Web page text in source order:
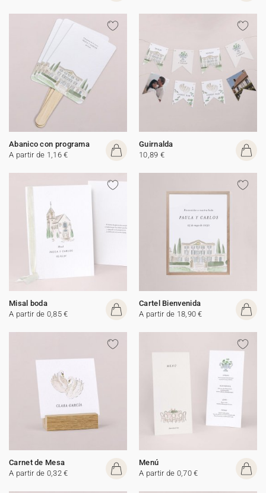
Abanico con programa
A partir de 1,16 €
Guirnalda
10,89 €
Misal boda
A partir de 0,85 €
Cartel Bienvenida
A partir de 18,90 €
Carnet de Mesa
A partir de 0,32 €
Menú
A partir de 0,70 €